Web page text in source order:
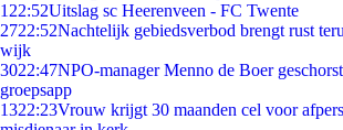
1 22:52Uitslag sc Heerenveen - FC Twente
2722:52Nachtelijk gebiedsverbod brengt rust
wijk
3022:47NPO-manager Menno de Boer
groepsapp
1322:23Vrouw krijgt 30 maanden cel voor